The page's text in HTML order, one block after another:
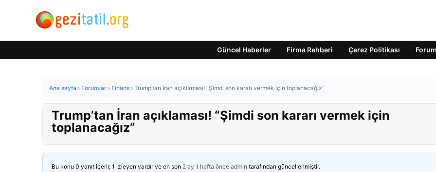
Güncel Haberler Firma Rehberi Çerez Politikası Forum
Ana sayfa › Forumlar › Finans › Trump’tan İran açıklaması! “Şimdi son kararı vermek için toplanacağız”
Trump’tan İran açıklaması! “Şimdi son kararı vermek için
toplanacağız”
Bu konu 0 yanıt içerir, 1 izleyen vardır ve en son 2 ay 1 hafta önce admin tarafından güncellenmiştir.